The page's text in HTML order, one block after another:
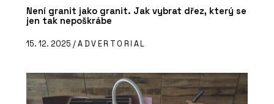
Není granit jako granit. Jak vybrat dřez, který se
jen tak nepoškrábe
15. 12. 2025 /ADVERTORIAL